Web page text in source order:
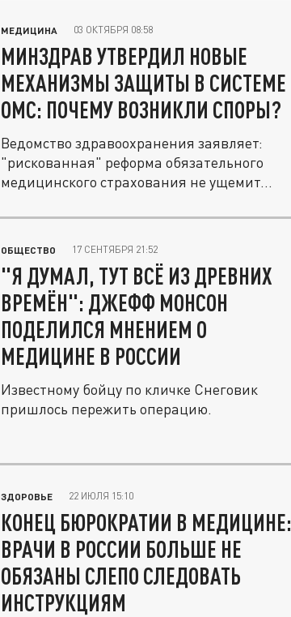
МЕДИЦИНА 03 ОКТЯБРЯ 08:58
МИНЗДРАВ УТВЕРДИЛ НОВЫЕ
МЕХАНИЗМЫ ЗАЩИТЫ В СИСТЕМЕ
ОМС: ПОЧЕМУ ВОЗНИКЛИ СПОРЫ?
Ведомство здравоохранения заявляет:
"рискованная" реформа обязательного
медицинского страхования не ущемит...
ОБЩЕСТВО 17 СЕНТЯБРЯ 21:52
"Я ДУМАЛ, ТУТ ВСЁ ИЗ ДРЕВНИХ
ВРЕМЁН": ДЖЕФФ МОНСОН
ПОДЕЛИЛСЯ МНЕНИЕМ О
МЕДИЦИНЕ В РОССИИ
Известному бойцу по кличке Снеговик
пришлось пережить операцию.
ЗДОРОВЬЕ 22 ИЮЛЯ 15:10
КОНЕЦ БЮРОКРАТИИ В МЕДИЦИНЕ:
ВРАЧИ В РОССИИ БОЛЬШЕ НЕ
ОБЯЗАНЫ СЛЕПО СЛЕДОВАТЬ
ИНСТРУКЦИЯМ